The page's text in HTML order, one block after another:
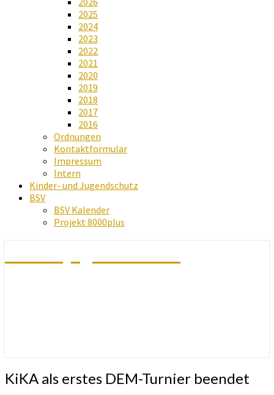
2025
2024
2023
2022
2021
2020
2019
2018
2017
2016
Ordnungen
Kontaktformular
Impressum
Intern
Kinder- und Jugendschutz
BSV
BSV Kalender
Projekt 8000plus
KiKA
als
KiKA als erstes DEM-Turnier beendet